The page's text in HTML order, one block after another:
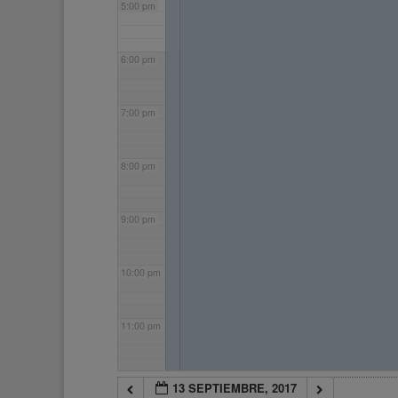
5:00 pm
6:00 pm
7:00 pm
8:00 pm
9:00 pm
10:00 pm
11:00 pm
13 SEPTIEMBRE, 2017